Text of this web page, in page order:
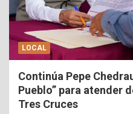
LOCAL
Continúa Pepe
Pueblo” para atender
Tres Cruces